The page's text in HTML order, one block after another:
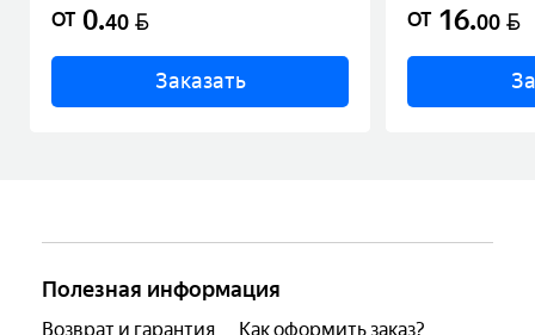
ОТ 0.40 BYN
Заказать
ОТ 16.00 BYN
Полезная информация
Возврат и гарантия
Как оформить заказ?